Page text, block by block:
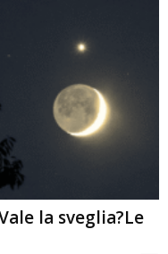
la sveglia?Le